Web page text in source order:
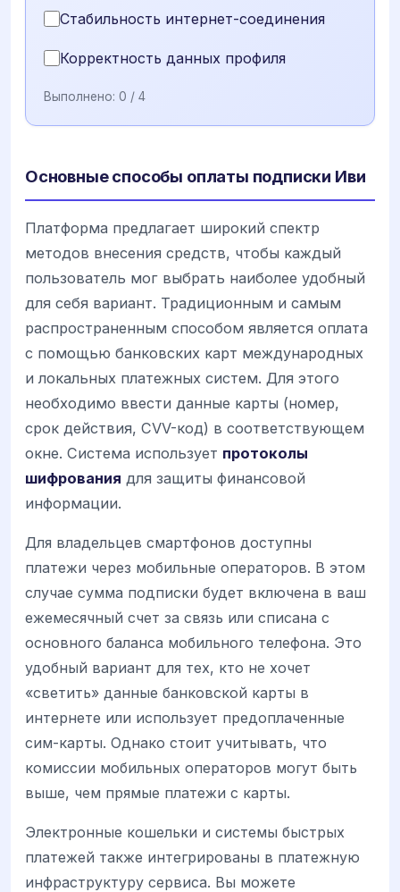
Стабильность интернет-соединения
Корректность данных профиля
Выполнено: 0 / 4
Основные способы оплаты подписки Иви
Платформа предлагает широкий спектр
методов внесения средств, чтобы каждый
пользователь мог выбрать наиболее удобный
для себя вариант. Традиционным и самым
распространенным способом является оплата
с помощью банковских карт международных
и локальных платежных систем. Для этого
необходимо ввести данные карты (номер,
срок действия, CVV-код) в соответствующем
окне. Система использует протоколы
шифрования для защиты финансовой
информации.
Для владельцев смартфонов доступны
платежи через мобильные операторов. В этом
случае сумма подписки будет включена в ваш
ежемесячный счет за связь или списана с
основного баланса мобильного телефона. Это
удобный вариант для тех, кто не хочет
«светить» данные банковской карты в
интернете или использует предоплаченные
сим-карты. Однако стоит учитывать, что
комиссии мобильных операторов могут быть
выше, чем прямые платежи с карты.
Электронные кошельки и системы быстрых
платежей также интегрированы в платежную
инфраструктуру сервиса. Вы можете